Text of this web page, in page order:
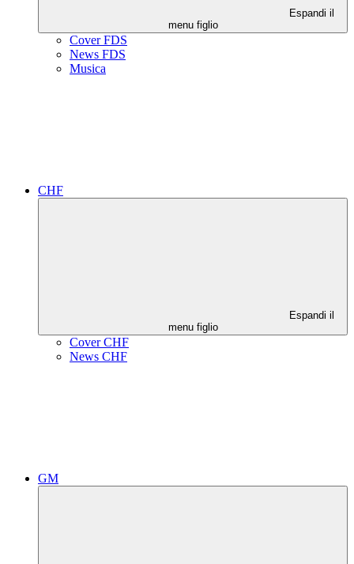
Espandi il
menu figlio
Cover FDS
News FDS
Musica
CHF
Espandi il
menu figlio
Cover CHF
News CHF
GM